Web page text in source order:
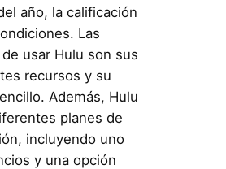
año, la calificación
Las
usar Hulu son sus
recursos y su
Además, Hulu
planes de
incluyendo uno
y una opción